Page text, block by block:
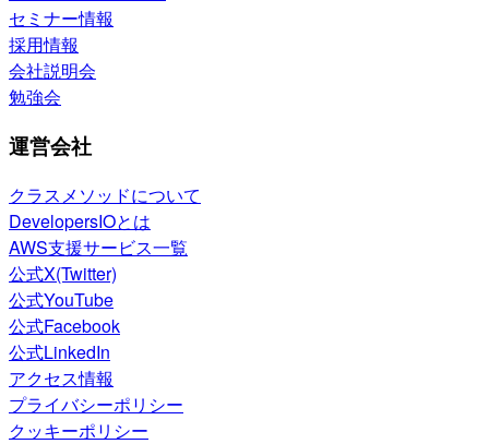
セミナー情報
採用情報
会社説明会
勉強会
運営会社
クラスメソッドについて
DevelopersIOとは
AWS支援サービス一覧
公式X(Twitter)
公式YouTube
公式Facebook
公式LinkedIn
アクセス情報
プライバシーポリシー
クッキーポリシー